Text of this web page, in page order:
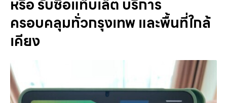
ครอบคลุมทั่วกรุงเทพ และพื้นที่ใกล้
เคียง